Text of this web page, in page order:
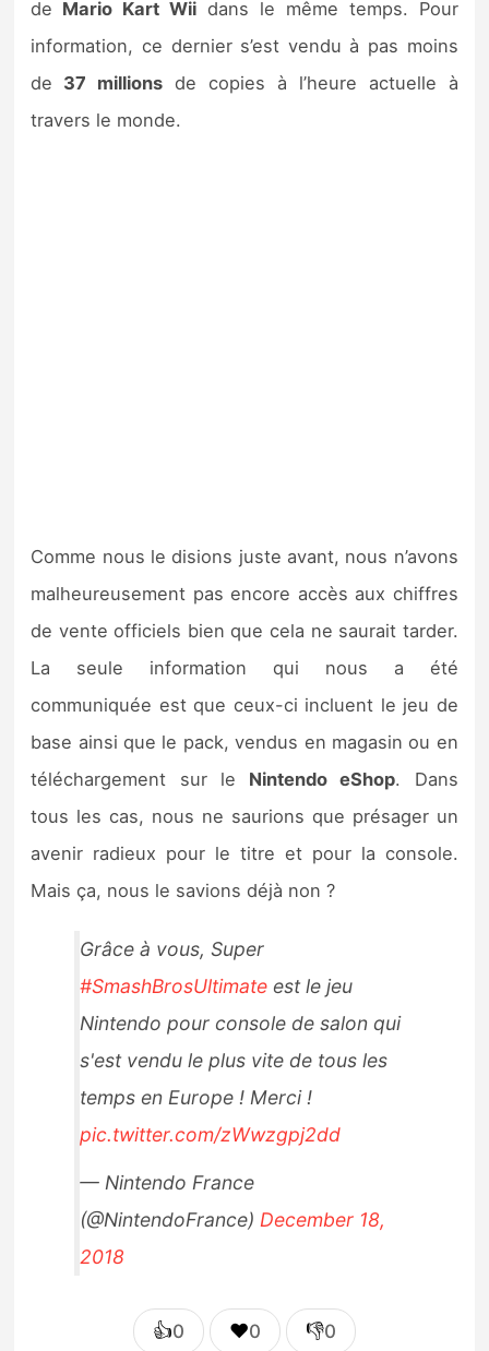
de Mario Kart Wii dans le même temps. Pour
information, ce dernier s’est vendu à pas moins
de 37 millions de copies à l’heure actuelle à
travers le monde.
Comme nous le disions juste avant, nous n’avons
malheureusement pas encore accès aux chiffres
de vente officiels bien que cela ne saurait tarder.
La seule information qui nous a été
communiquée est que ceux-ci incluent le jeu de
base ainsi que le pack, vendus en magasin ou en
téléchargement sur le Nintendo eShop. Dans
tous les cas, nous ne saurions que présager un
avenir radieux pour le titre et pour la console.
Mais ça, nous le savions déjà non ?
Grâce à vous, Super
#SmashBrosUltimate est le jeu
Nintendo pour console de salon qui
s'est vendu le plus vite de tous les
temps en Europe ! Merci !
pic.twitter.com/zWwzgpj2dd
— Nintendo France
(@NintendoFrance) December 18,
2018
👍0 ❤️0 👎0